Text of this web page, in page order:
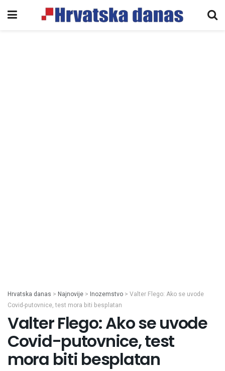
Hrvatska danas > Najnovije > Inozemstvo > Valter Flego: Ako se uvode
Covid-putovnice, test mora biti besplatan
Valter Flego: Ako se uvode
Covid-putovnice, test
mora biti besplatan